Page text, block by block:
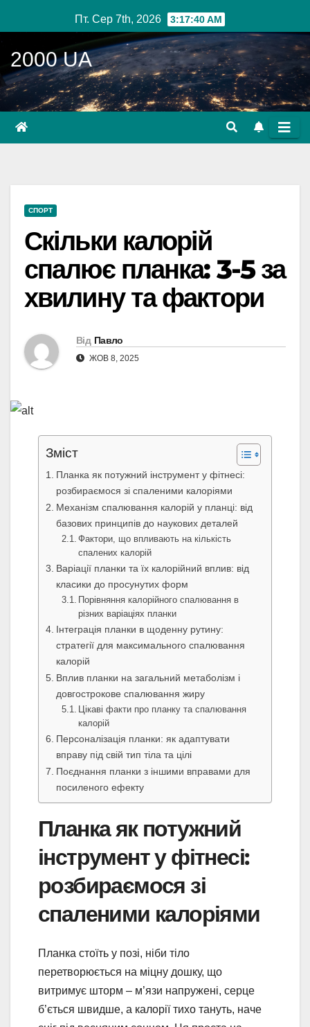
до
вмісту
Пт. Сер 7th, 2026 3:17:41 AM
2000 UA
СПОРТ
Скільки калорій
спалює планка: 3-5 за
хвилину та фактори
Від Павло
ЖОВ 8, 2025
Зміст
Планка як потужний інструмент у фітнесі:
розбираємося зі спаленими калоріями
Механізм спалювання калорій у планці: від
базових принципів до наукових деталей
Фактори, що впливають на кількість
спалених калорій
Варіації планки та їх калорійний вплив: від
класики до просунутих форм
Порівняння калорійного спалювання в
різних варіаціях планки
Інтеграція планки в щоденну рутину:
стратегії для максимального спалювання
калорій
Вплив планки на загальний метаболізм і
довгострокове спалювання жиру
Цікаві факти про планку та спалювання
калорій
Персоналізація планки: як адаптувати
вправу під свій тип тіла та цілі
Поєднання планки з іншими вправами для
посиленого ефекту
Планка як потужний
інструмент у фітнесі:
розбираємося зі
спаленими калоріями
Планка стоїть у позі, ніби тіло
перетворюється на міцну дошку, що
витримує шторм – м’язи напружені, серце
б’ється швидше, а калорії тихо тануть, наче